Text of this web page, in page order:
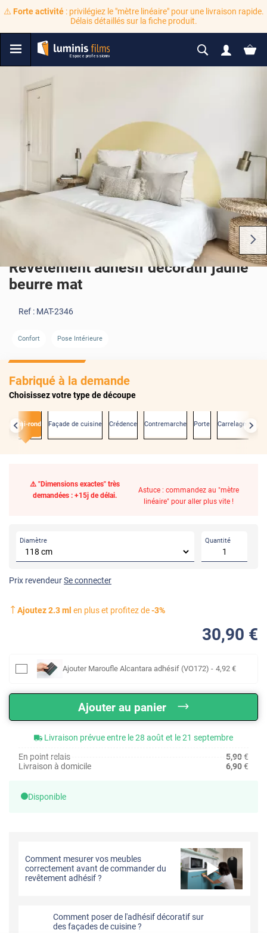
⚠️ Forte activité: privilégiez le "mètre linéaire" pour une livraison rapide.
Délais détaillés sur la fiche produit.
Revêtement adhésif décoratif jaune
beurre mat
Ref : MAT-2346
Confort Pose Intérieure
Fabriqué à la demande
Choisissez votre type de découpe
Demi-rond Façade de cuisine Crédence Contremarche Porte Carrelage mural
⚠️ "Dimensions exactes" très
demandées : +15j de délai.
Astuce : commandez au "mètre
linéaire" pour aller plus vite !
Diamètre Quantité
Prix revendeurSe connecter
Ajoutez2.3ml en plus et profitez de-3%
30,90 €
Ajouter Maroufle Alcantara adhésif (VO172) - 4,92 €
Ajouter au panier
Livraison prévue entre le 28 août et le 21 septembre
En point relais
5,90€
Livraison à domicile
6,90€
Disponible
Comment mesurer vos meubles
correctement avant de commander du
revêtement adhésif ?
Comment poser de l'adhésif décoratif sur
des façades de cuisine ?